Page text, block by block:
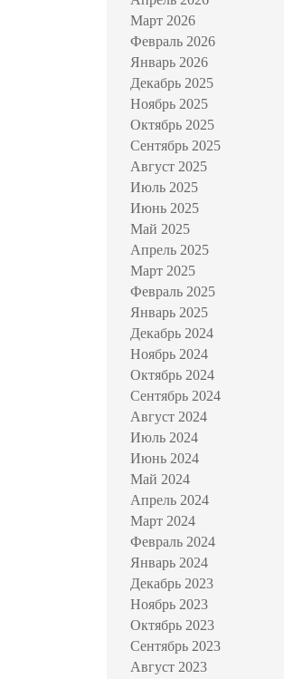
Март 2026
Февраль 2026
Январь 2026
Декабрь 2025
Ноябрь 2025
Октябрь 2025
Сентябрь 2025
Август 2025
Июль 2025
Июнь 2025
Май 2025
Апрель 2025
Март 2025
Февраль 2025
Январь 2025
Декабрь 2024
Ноябрь 2024
Октябрь 2024
Сентябрь 2024
Август 2024
Июль 2024
Июнь 2024
Май 2024
Апрель 2024
Март 2024
Февраль 2024
Январь 2024
Декабрь 2023
Ноябрь 2023
Октябрь 2023
Сентябрь 2023
Август 2023